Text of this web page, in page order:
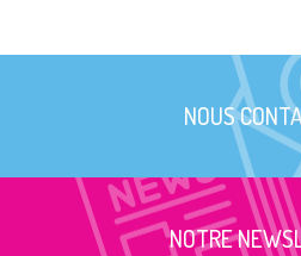
NOUS
NOTRE